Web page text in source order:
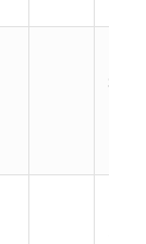
373